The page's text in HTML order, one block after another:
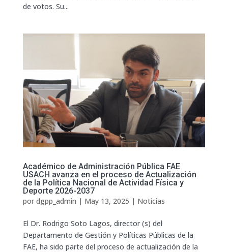
de votos. Su...
Académico de Administración Pública FAE
USACH avanza en el proceso de Actualización
de la Política Nacional de Actividad Física y
Deporte 2026-2037
por dgpp_admin | May 13, 2025 | Noticias
El Dr. Rodrigo Soto Lagos, director (s) del
Departamento de Gestión y Políticas Públicas de la
FAE, ha sido parte del proceso de actualización de la